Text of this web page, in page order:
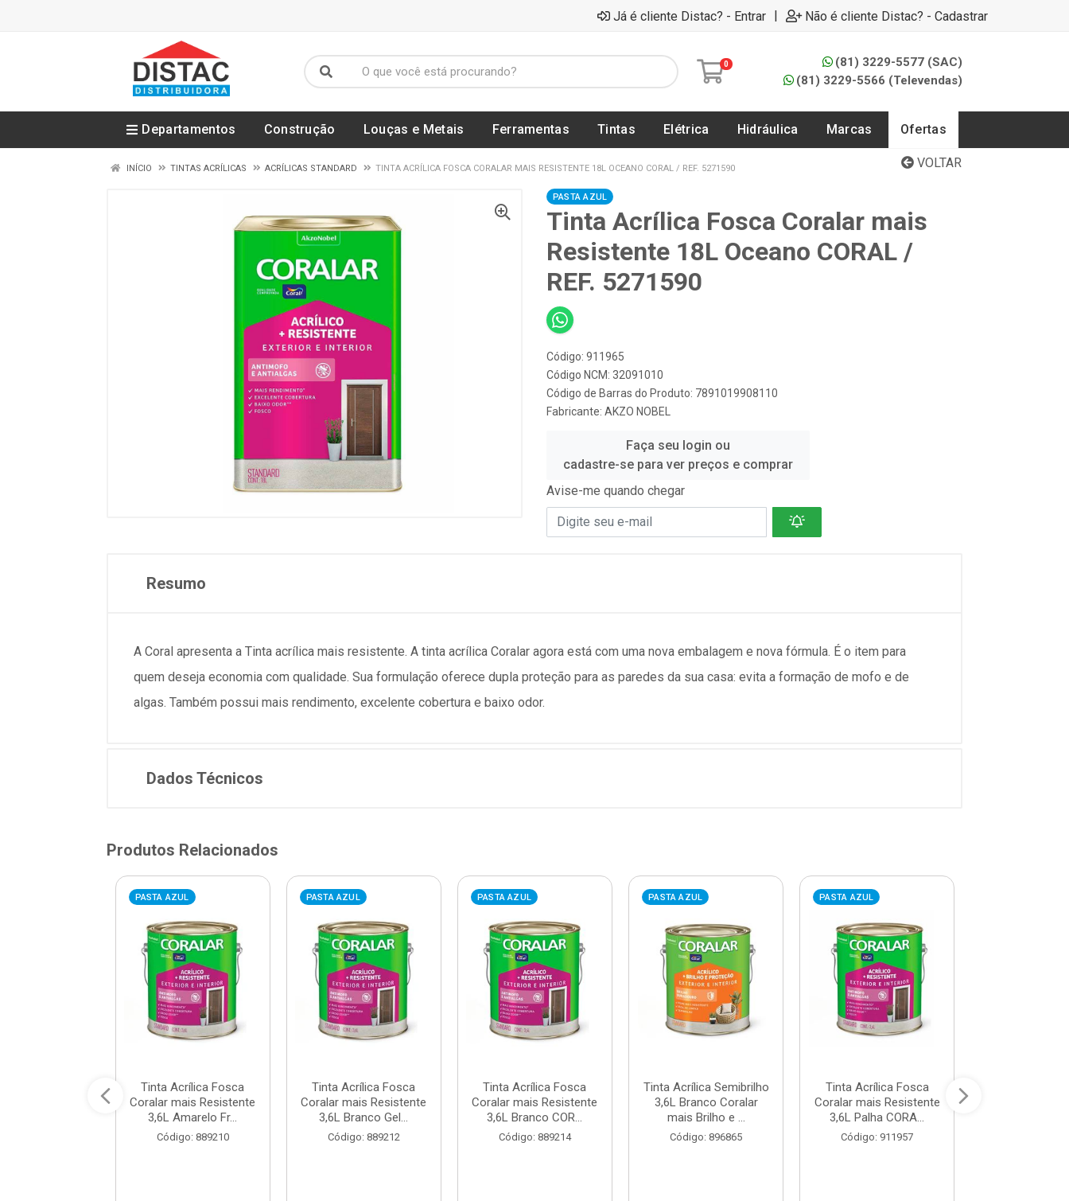
Já é cliente Distac? - Entrar | Não é cliente Distac? - Cadastrar
0
(81) 3229-5577 (SAC)
(81) 3229-5566 (Televendas)
Departamentos Construção Louças e Metais Ferramentas Tintas Elétrica Hidráulica Marcas Ofertas
VOLTAR
INÍCIO TINTAS ACRÍLICAS ACRÍLICAS STANDARD TINTA ACRÍLICA FOSCA CORALAR MAIS RESISTENTE 18L OCEANO CORAL / REF. 5271590
PASTA AZUL
Tinta Acrílica Fosca Coralar mais
Resistente 18L Oceano CORAL /
REF. 5271590
Código: 911965
Código NCM: 32091010
Código de Barras do Produto: 7891019908110
Fabricante: AKZO NOBEL
Faça seu login ou
cadastre-se para ver preços e comprar
Avise-me quando chegar
Resumo
A Coral apresenta a Tinta acrílica mais resistente. A tinta acrílica Coralar agora está com uma nova embalagem e nova fórmula. É o item para
quem deseja economia com qualidade. Sua formulação oferece dupla proteção para as paredes da sua casa: evita a formação de mofo e de
algas. Também possui mais rendimento, excelente cobertura e baixo odor.
Dados Técnicos
Produtos Relacionados
PASTA AZUL
Tinta Acrílica Fosca
Coralar mais Resistente
3,6L Amarelo Fr...
Código: 889210
PASTA AZUL
Tinta Acrílica Fosca
Coralar mais Resistente
3,6L Branco Gel...
Código: 889212
PASTA AZUL
Tinta Acrílica Fosca
Coralar mais Resistente
3,6L Branco COR...
Código: 889214
PASTA AZUL
Tinta Acrílica Semibrilho
3,6L Branco Coralar
mais Brilho e ...
Código: 896865
PASTA AZUL
Tinta Acrílica Fosca
Coralar mais Resistente
3,6L Palha CORA...
Código: 911957